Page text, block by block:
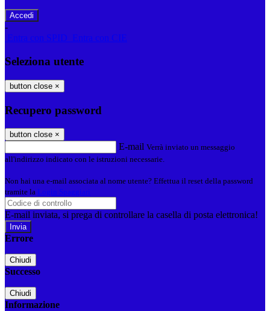
-
Entra con SPID
Entra con CIE
Seleziona utente
button close ×
Recupero password
button close ×
E-mail Verrà inviato un messaggio
all'indirizzo indicato con le istruzioni necessarie.
Non hai una e-mail associata al nome utente? Effettua il reset della password
tramite la Login Spaggiari
E-mail inviata, si prega di controllare la casella di posta elettronica!
Errore
Chiudi
Successo
Chiudi
Informazione